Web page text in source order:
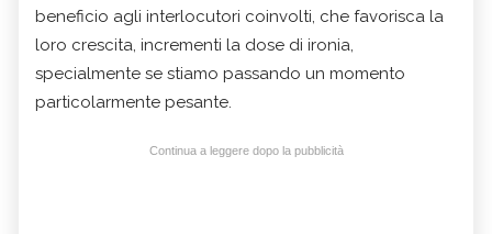
beneficio agli interlocutori coinvolti, che favorisca la
loro crescita, incrementi la dose di ironia,
specialmente se stiamo passando un momento
particolarmente pesante.
Continua a leggere dopo la pubblicità